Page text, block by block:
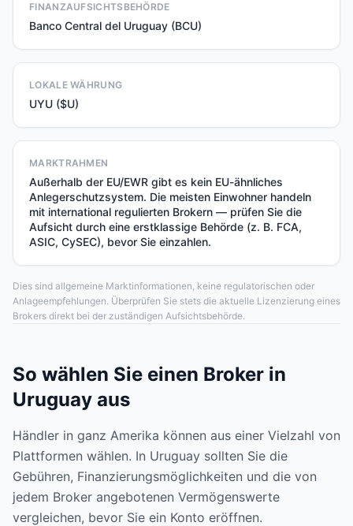
FINANZAUFSICHTSBEHÖRDE
Banco Central del Uruguay (BCU)
LOKALE WÄHRUNG
UYU ($U)
MARKTRAHMEN
Außerhalb der EU/EWR gibt es kein EU-ähnliches
Anlegerschutzsystem. Die meisten Einwohner handeln
mit international regulierten Brokern — prüfen Sie die
Aufsicht durch eine erstklassige Behörde (z. B. FCA,
ASIC, CySEC), bevor Sie einzahlen.
Dies sind allgemeine Marktinformationen, keine regulatorischen oder
Anlageempfehlungen. Überprüfen Sie stets die aktuelle Lizenzierung eines
Brokers direkt bei der zuständigen Aufsichtsbehörde.
So wählen Sie einen Broker in
Uruguay aus
Händler in ganz Amerika können aus einer Vielzahl von
Plattformen wählen. In Uruguay sollten Sie die
Gebühren, Finanzierungsmöglichkeiten und die von
jedem Broker angebotenen Vermögenswerte
vergleichen, bevor Sie ein Konto eröffnen.